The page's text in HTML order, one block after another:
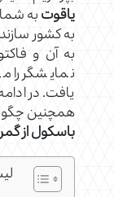
یاقوتبه
به کشور
به آن و
نمایشگر را
یافت. در
همچنین
باسکول از